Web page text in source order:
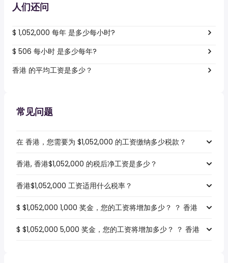
人们还问
$ 1,052,000 每年 是多少每小时?
$ 506 每小时 是多少每年?
香港 的平均工资是多少？
常见问题
在 香港，您需要为 $1,052,000 的工资缴纳多少税款？
香港, 香港$1,052,000 的税后净工资是多少？
香港$1,052,000 工资适用什么税率？
$ $1,052,000 1,000 奖金，您的工资将增加多少？ ？ 香港
$ $1,052,000 5,000 奖金，您的工资将增加多少？ ？ 香港